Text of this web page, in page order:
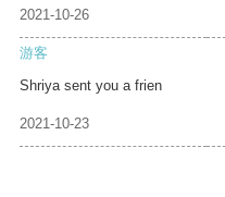
2021-10-26
游客
Shriya sent you a frien
2021-10-23